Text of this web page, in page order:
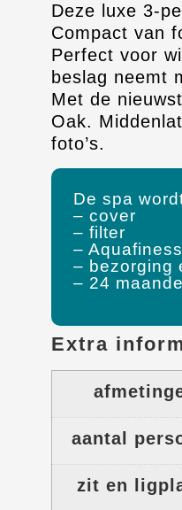
Deze luxe 3-
Compact van
Perfect voor
beslag neemt
Met de
Oak.
foto’s.
De spa
– cover
– filter
–
– bezorging
– 24
Extra
aantal
zit en